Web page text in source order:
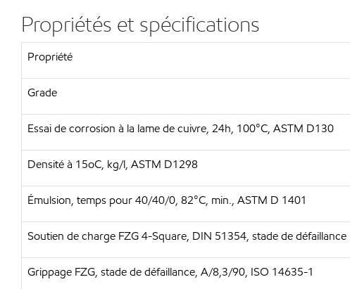
Propriétés et spécifications
Propriété
Grade
Essai de corrosion à la lame de cuivre, 24h, 100°C, ASTM D130
Densité à 15oC, kg/l, ASTM D1298
Émulsion, temps pour 40/40/0, 82°C, min., ASTM D 1401
Soutien de charge FZG 4-Square, DIN 51354, stade de défaillance
Grippage FZG, stade de défaillance, A/8,3/90, ISO 14635-1